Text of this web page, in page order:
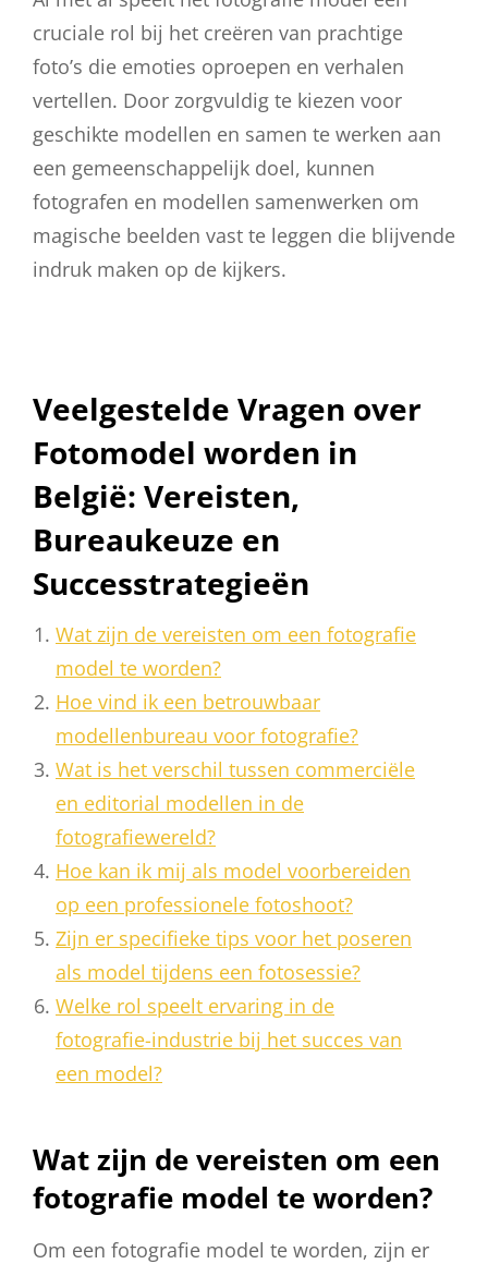
cruciale rol bij het creëren van prachtige
foto’s die emoties oproepen en verhalen
vertellen. Door zorgvuldig te kiezen voor
geschikte modellen en samen te werken aan
een gemeenschappelijk doel, kunnen
fotografen en modellen samenwerken om
magische beelden vast te leggen die blijvende
indruk maken op de kijkers.
Veelgestelde Vragen over
Fotomodel worden in
België: Vereisten,
Bureaukeuze en
Successtrategieën
Wat zijn de vereisten om een fotografie
model te worden?
Hoe vind ik een betrouwbaar
modellenbureau voor fotografie?
Wat is het verschil tussen commerciële
en editorial modellen in de
fotografiewereld?
Hoe kan ik mij als model voorbereiden
op een professionele fotoshoot?
Zijn er specifieke tips voor het poseren
als model tijdens een fotosessie?
Welke rol speelt ervaring in de
fotografie-industrie bij het succes van
een model?
Wat zijn de vereisten om een
fotografie model te worden?
Om een fotografie model te worden, zijn er